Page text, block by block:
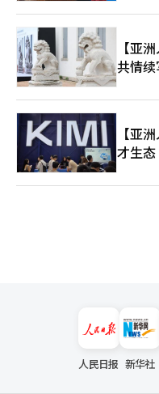
技术圈和以中国为中心的技
是全球最强的内存半导体国
市场之间被要求保持战略平
国的先进半导体监管，但也
终，韩国不仅要成为简单的
国家。必须超越以内存为中
件、电力半导体和先进封装
被美中任何一方单方面左右
清晰地展示了这一点。世界
体。而这场静默战争已经开
翻译与编辑。
【亚
共情
【亚
才生态
人民日报 新华社